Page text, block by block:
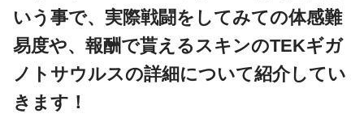
いう事で、実際戦闘をしてみての体感難
易度や、報酬で貰えるスキンのTEKギガ
ノトサウルスの詳細について紹介してい
きます！